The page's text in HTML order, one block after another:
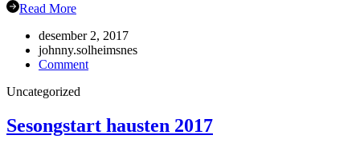
Read More
desember 2, 2017
johnny.solheimsnes
Commenton
Uncategorized
Sesongstart hausten 2017